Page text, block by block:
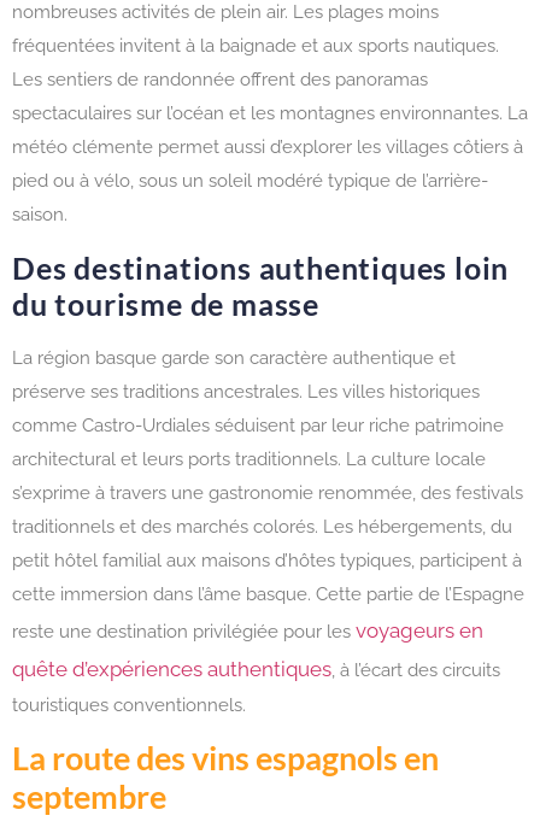
nombreuses activités de plein air. Les plages moins
fréquentées invitent à la baignade et aux sports nautiques.
Les sentiers de randonnée offrent des panoramas
spectaculaires sur l’océan et les montagnes environnantes. La
météo clémente permet aussi d’explorer les villages côtiers à
pied ou à vélo, sous un soleil modéré typique de l’arrière-
saison.
Des destinations authentiques loin
du tourisme de masse
La région basque garde son caractère authentique et
préserve ses traditions ancestrales. Les villes historiques
comme Castro-Urdiales séduisent par leur riche patrimoine
architectural et leurs ports traditionnels. La culture locale
s’exprime à travers une gastronomie renommée, des festivals
traditionnels et des marchés colorés. Les hébergements, du
petit hôtel familial aux maisons d’hôtes typiques, participent à
cette immersion dans l’âme basque. Cette partie de l’Espagne
reste une destination privilégiée pour les voyageurs en
quête d’expériences authentiques , à l’écart des circuits
touristiques conventionnels.
La route des vins espagnols en
septembre